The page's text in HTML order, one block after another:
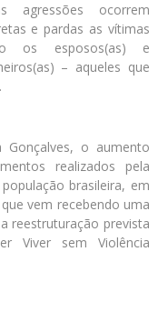
agressões ocorrem
e pardas as vítimas
os esposos(as) e
– aqueles que
Gonçalves, o aumento
realizados pela
brasileira, em
vem recebendo uma
reestruturação prevista
Viver sem Violência